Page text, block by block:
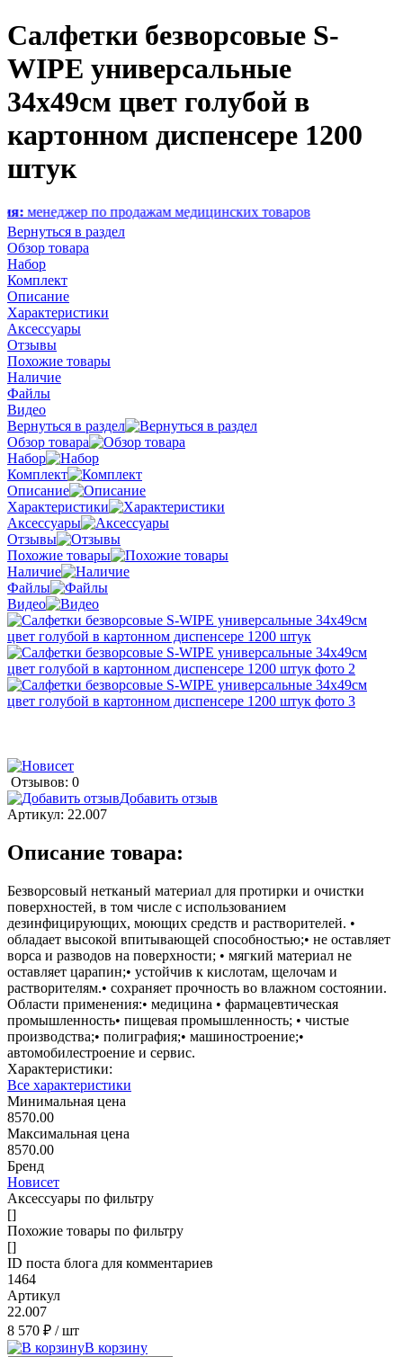
Салфетки безворсовые S-
WIPE универсальные
34х49см цвет голубой в
картонном диспенсере 1200
штук
по продажам медицинских товаров
Вернуться в раздел
Обзор товара
Набор
Комплект
Описание
Характеристики
Аксессуары
Отзывы
Похожие товары
Наличие
Файлы
Видео
Вернуться в раздел
Обзор товара
Набор
Комплект
Описание
Характеристики
Аксессуары
Отзывы
Похожие товары
Наличие
Файлы
Видео
Отзывов: 0
Добавить отзыв
Артикул: 22.007
Описание товара:
Безворсовый нетканый материал для протирки и очистки
поверхностей, в том числе с использованием
дезинфицирующих, моющих средств и растворителей. •
обладает высокой впитывающей способностью;• не оставляет
ворса и разводов на поверхности; • мягкий материал не
оставляет царапин;• устойчив к кислотам, щелочам и
растворителям.• сохраняет прочность во влажном состоянии.
Области применения:• медицина • фармацевтическая
промышленность• пищевая промышленность; • чистые
производства;• полиграфия;• машиностроение;•
автомобилестроение и сервис.
Характеристики:
Все характеристики
Минимальная цена
8570.00
Максимальная цена
8570.00
Бренд
Новисет
Аксессуары по фильтру
[]
Похожие товары по фильтру
[]
ID поста блога для комментариев
1464
Артикул
22.007
8 570 ₽ / шт
В корзину